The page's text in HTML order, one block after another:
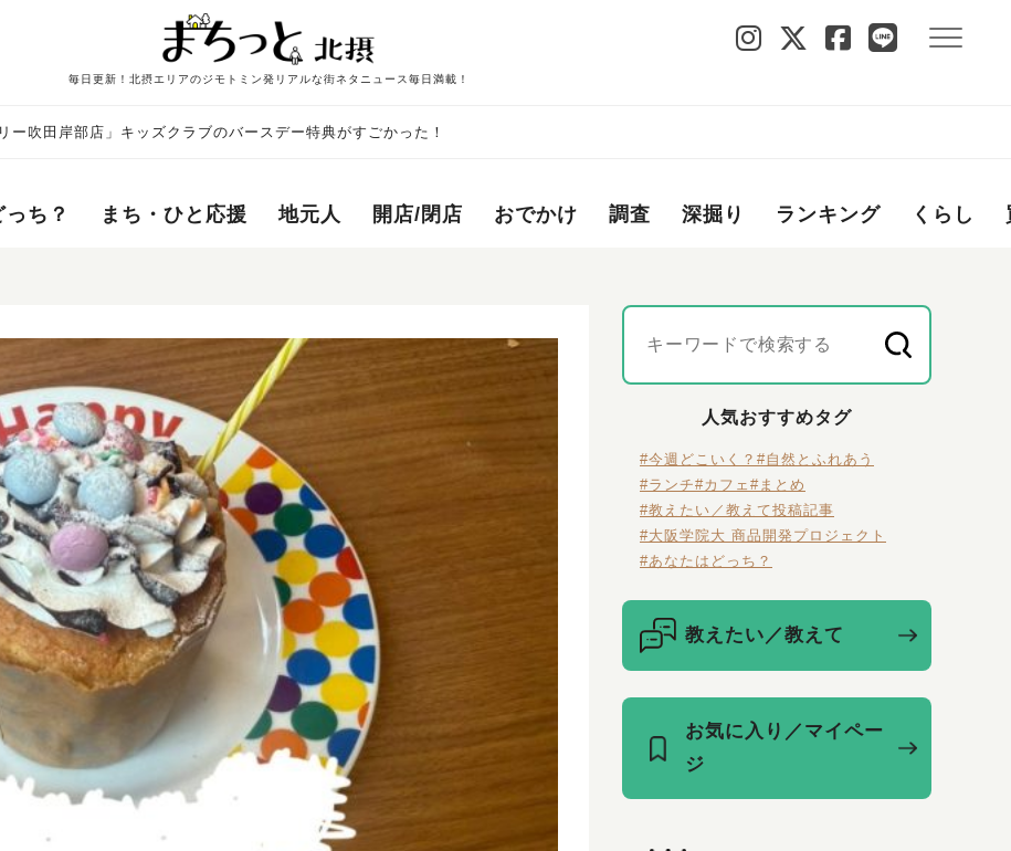
毎日更新！北摂エリアのジモトミン発リアルな街ネタニュース毎日満載！
ー吹田岸部店」キッズクラブのバースデー特典がすごかった！
ち？ まち・ひと応援 地元人 開店/閉店 おでかけ 調査 深掘り ランキング くらし
人気おすすめタグ
#今週どこいく？ #自然とふれあう
#ランチ#カフェ #まとめ
#教えたい／教えて投稿記事
#大阪学院大 商品開発プロジェクト
#あなたはどっち？
教えたい／教えて
お気に入り／マイペー
ジ